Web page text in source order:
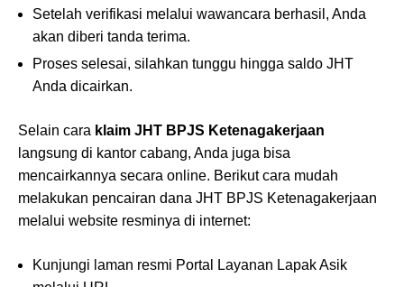
Setelah verifikasi melalui wawancara berhasil, Anda
akan diberi tanda terima.
Proses selesai, silahkan tunggu hingga saldo JHT
Anda dicairkan.
Selain cara klaim JHT BPJS Ketenagakerjaan
langsung di kantor cabang, Anda juga bisa
mencairkannya secara online. Berikut cara mudah
melakukan pencairan dana JHT BPJS Ketenagakerjaan
melalui website resminya di internet:
Kunjungi laman resmi Portal Layanan Lapak Asik